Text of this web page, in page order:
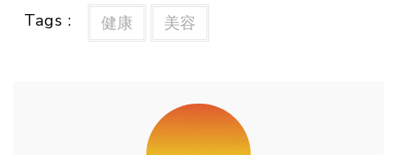
Tags : 健康 美容